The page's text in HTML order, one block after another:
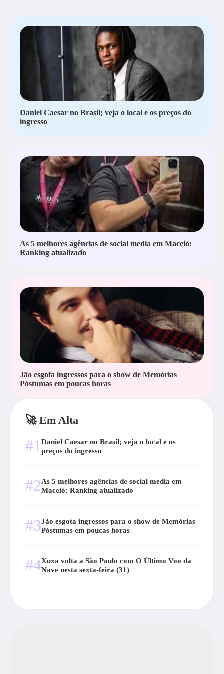
Daniel Caesar no Brasil; veja o local e os preços do
ingresso
As 5 melhores agências de social media em Maceió:
Ranking atualizado
Jão esgota ingressos para o show de Memórias
Póstumas em poucas horas
🚀 Em Alta
#1 Daniel Caesar no Brasil; veja o local e os
preços do ingresso
#2As 5 melhores agências de social media em
Maceió: Ranking atualizado
#3Jão esgota ingressos para o show de Memórias
Póstumas em poucas horas
#4Xuxa volta a São Paulo com O Último Voo da
Nave nesta sexta-feira (31)